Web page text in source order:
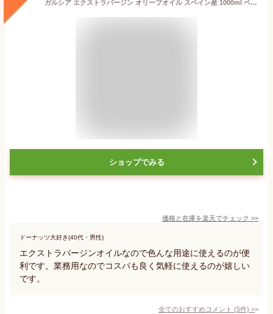
ガルシア エクストラバージン オリーブオイル スペイン産 1000ml ペットボトル(1000ml)【spts1】【ガルシア・デ・ラ・クルス】[オリーブ農家のオリーブ油 大容量 業務用 1L]
ショップでみる
価格と在庫を楽天でチェック >>
ドーナッツ大好き(40代・男性)
エクストラバージンオイルなので色んな用途に使えるのが便
利です。業務用なのでコスパも良く気軽に使えるのが嬉しい
です。
全てのおすすめコメント (5件) >